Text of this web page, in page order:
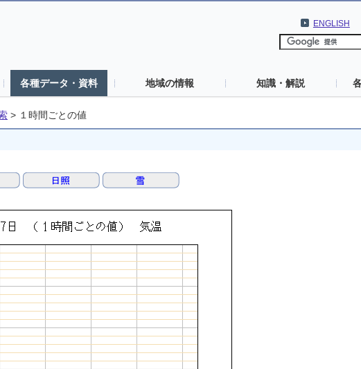
ENGLISH
各種データ・資料 地域の情報 知識・解説
> １時間ごとの値